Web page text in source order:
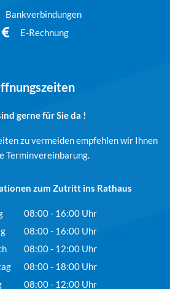
Bankverbindungen
E-Rechnung
gerne für Sie da !
zu vermeiden empfehlen wir Ihnen
Terminvereinbarung.
zum Zutritt ins Rathaus
08:00- 16:00Uhr
Von 08:00 bis 16:00 Uhr
08:00- 16:00Uhr
Von 08:00 bis 16:00 Uhr
08:00- 12:00Uhr
Von 08:00 bis 12:00 Uhr
08:00- 18:00Uhr
Von 08:00 bis 18:00 Uhr
08:00- 12:00Uhr